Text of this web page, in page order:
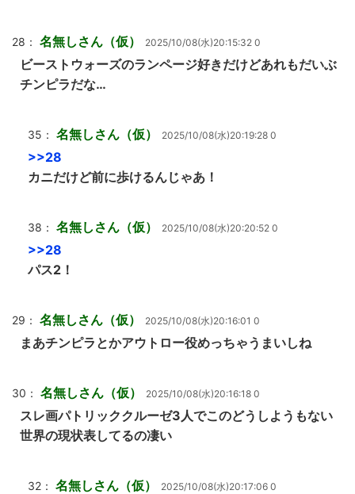
28： 名無しさん（仮） 2025/10/08(水)20:15:32 0
ビーストウォーズのランページ好きだけどあれもだいぶ
チンピラだな…
35： 名無しさん（仮） 2025/10/08(水)20:19:28 0
>>28
カニだけど前に歩けるんじゃあ！
38： 名無しさん（仮） 2025/10/08(水)20:20:52 0
>>28
パス2！
29： 名無しさん（仮） 2025/10/08(水)20:16:01 0
まあチンピラとかアウトロー役めっちゃうまいしね
30： 名無しさん（仮） 2025/10/08(水)20:16:18 0
スレ画パトリッククルーゼ3人でこのどうしようもない
世界の現状表してるの凄い
32： 名無しさん（仮） 2025/10/08(水)20:17:06 0